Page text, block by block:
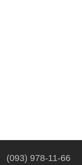
(093) 978-11-66